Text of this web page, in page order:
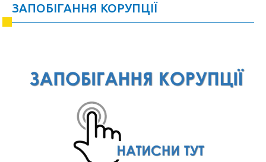
ЗАПОБІГАННЯ КОРУПЦІЇ